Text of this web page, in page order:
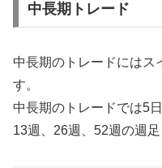
中長期トレード
中長期のトレードにはス
す。
中長期のトレードでは5
13週、26週、52週の週